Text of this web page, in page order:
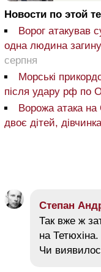
Новости по этой
Ворог атакував
одна людина
серпня
Морські
після удару рф по
Ворожа атака
двоє дітей,
Степан
Так вже ж
на Тетюхіна.
Чи